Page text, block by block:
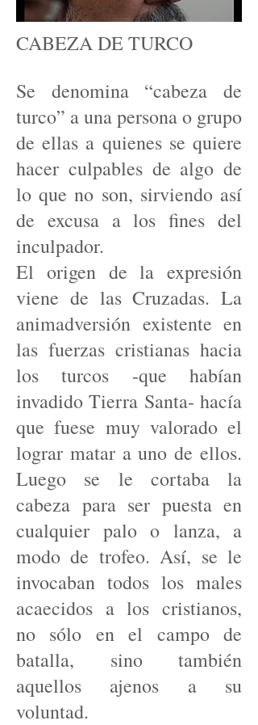
CABEZA DE TURCO
Se denomina “cabeza de
turco” a una persona o grupo
de ellas a quienes se quiere
hacer culpables de algo de
lo que no son, sirviendo así
de excusa a los fines del
inculpador.
El origen de la expresión
viene de las Cruzadas. La
animadversión existente en
las fuerzas cristianas hacia
los turcos -que habían
invadido Tierra Santa- hacía
que fuese muy valorado el
lograr matar a uno de ellos.
Luego se le cortaba la
cabeza para ser puesta en
cualquier palo o lanza, a
modo de trofeo. Así, se le
invocaban todos los males
acaecidos a los cristianos,
no sólo en el campo de
batalla, sino también
aquellos ajenos a su
voluntad.